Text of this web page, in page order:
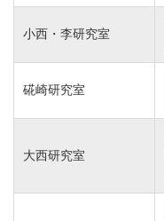
小西・李研究室
硴崎研究室
大西研究室